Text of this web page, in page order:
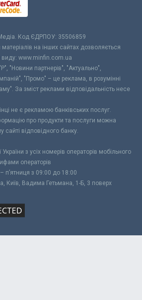
Код ЄДРПОУ: 35506859
на інших сайтах дозволяється
виду: www.minfin.com.ua
"Новини партнерів", "Актуально",
"Промо" – це реклама, в розумінні
За зміст реклами відповідальність несе
не є рекламою банківських послуг.
про продукти та послуги можна
відповідного банку.
з усіх номерів операторів мобільного
операторів
п’ятниця з 09:00 до 18:00
Київ, Вадима Гетьмана, 1-Б, 3 поверх